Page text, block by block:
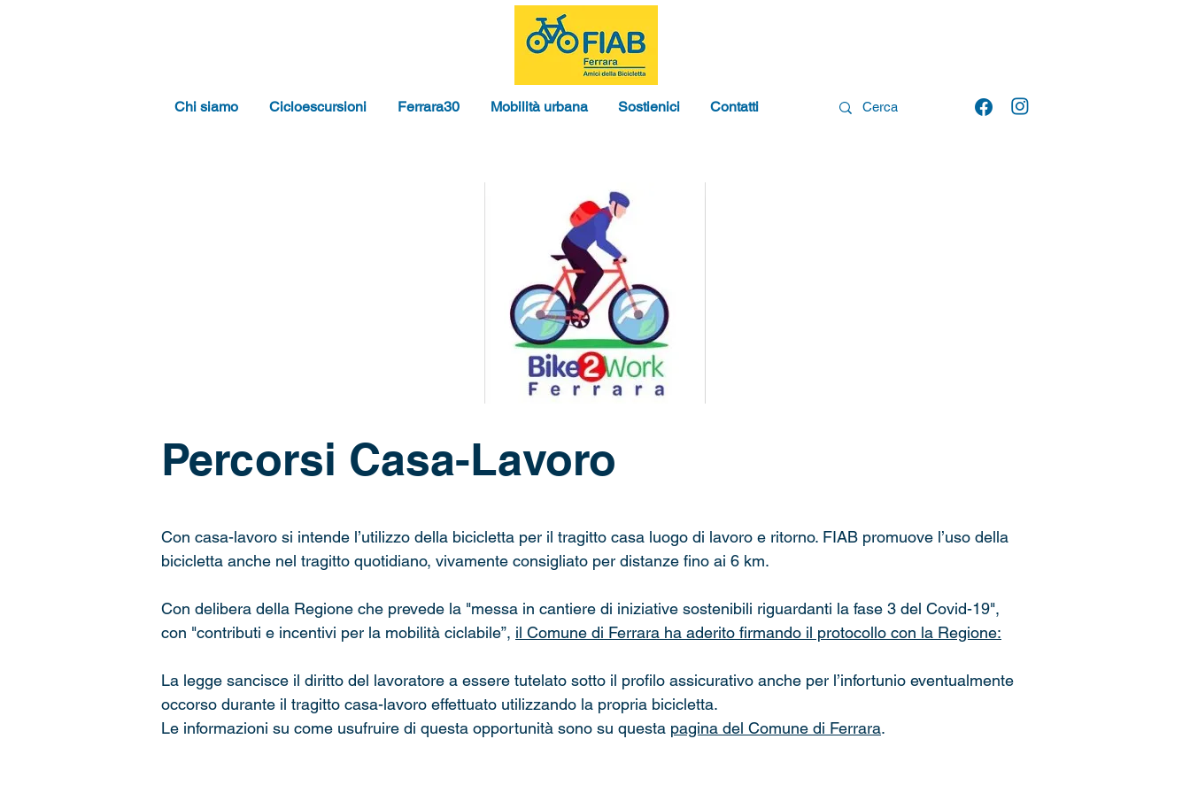
Chi siamo Cicloescursioni Ferrara30 Mobilità urbana Sostienici Contatti
Percorsi Casa-Lavoro
Con casa-lavoro si intende l’utilizzo della bicicletta per il tragitto casa luogo di lavoro e ritorno. FIAB promuove l’uso della
bicicletta anche nel tragitto quotidiano, vivamente consigliato per distanze fino ai 6 km.
Con delibera della Regione che prevede la "messa in cantiere di iniziative sostenibili riguardanti la fase 3 del Covid-19",
con "contributi e incentivi per la mobilità ciclabile”, il Comune di Ferrara ha aderito firmando il protocollo con la Regione:
La legge sancisce il diritto del lavoratore a essere tutelato sotto il profilo assicurativo anche per l’infortunio eventualmente
occorso durante il tragitto casa-lavoro effettuato utilizzando la propria bicicletta.
Le informazioni su come usufruire di questa opportunità sono su questa pagina del Comune di Ferrara.